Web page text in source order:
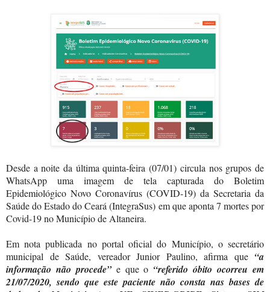
Desde a noite da última quinta-feira (07/01) circula nos grupos de
WhatsApp uma imagem de tela capturada do Boletim
Epidemiológico Novo Coronavírus (COVID-19) da Secretaria da
Saúde do Estado do Ceará (IntegraSus) em que aponta 7 mortes por
Covid-19 no Município de Altaneira.
Em nota publicada no portal oficial do Município, o secretário
municipal de Saúde, vereador Junior Paulino, afirma que “a
informação não procede”e que o “referido óbito ocorreu em
21/07/2020, sendo que este paciente não consta nas bases de